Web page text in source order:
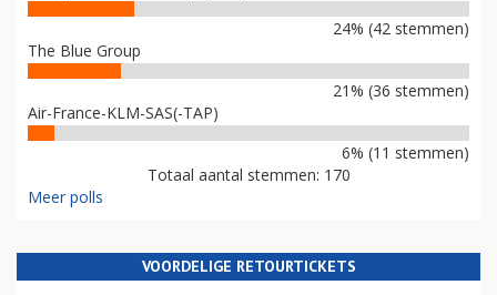
24% (42 stemmen)
The Blue Group
21% (36 stemmen)
Air-France-KLM-SAS(-TAP)
6% (11 stemmen)
Totaal aantal stemmen: 170
Meer polls
VOORDELIGE RETOURTICKETS